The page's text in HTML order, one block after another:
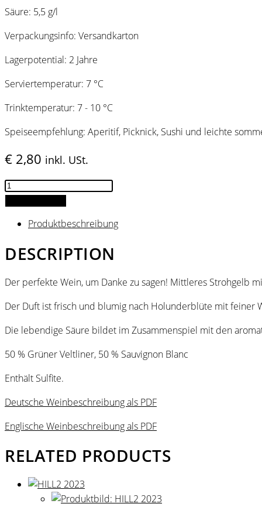
Säure: 5,5 g/l
Verpackungsinfo: Versandkarton
Lagerpotential: 2 Jahre
Serviertemperatur: 7 °C
Trinktemperatur: 7 - 10 °C
Speiseempfehlung: Aperitif, Picknick, Sushi und leichte
€ 2,80 inkl. USt.
cHILL
Little
White Produktbeschreibung
DESCRIPTION
Der perfekte Wein, um Danke zu sagen! Mittleres Strohgelb
Der Duft ist frisch und blumig nach Holunderblüte mit feiner
Die lebendige Säure bildet im Zusammenspiel mit den
50 % Grüner Veltliner, 50 % Sauvignon Blanc
Enthält Sulfite.
Deutsche Weinbeschreibung als PDF
Englische Weinbeschreibung als PDF
RELATED PRODUCTS